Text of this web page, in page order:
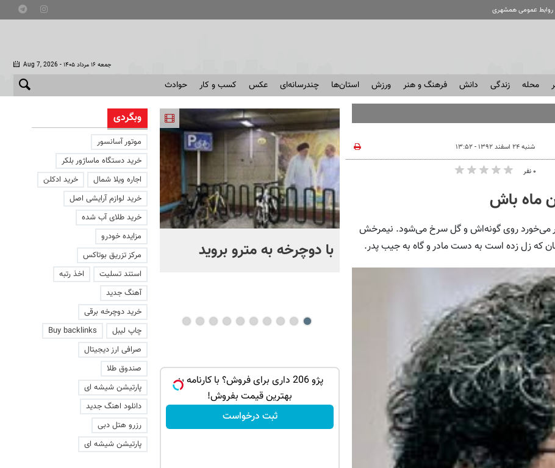
روابط عمومی همشهری
Aug 7, 2026 - جمعه ۱۶ مرداد ۱۴۰۵
محله زندگی دانش فرهنگ و هنر ورزش استان‌ها چندرسانه‌ای عکس کسب و کار حوادث
شنبه ۲۴ اسفند ۱۳۹۲ - ۱۳:۵۲
۰ نفر
ماه باش
روی گونه‌اش و گل سرخ می‌شود. نیمرخش
که زل زده است به دست مادر و گاه به جیب پدر.
آمیتاب باچان به ایران می‌آید
+ فیلم
با دوچرخه به مترو بروید
بوتاکس‌های تقلبی کجا
می‌شوند؟
توی حمومت هر آدمی به یه پک تقویت موی گیاهی نیاز
داره45%تخفیف
خرید محصول
پژو 206 داری برای فروش؟ با کارنامه به
بهترین قیمت بفروش!
ثبت درخواست
وبگردی
موتور آسانسور
خرید دستگاه ماساژور بلکر
اجاره ویلا شمال
خرید ادکلن
خرید لوازم آرایشی اصل
خرید طلای آب شده
مزایده خودرو
مرکز تزریق بوتاکس
استند تسلیت
اخذ رتبه
آهنگ جدید
خرید دوچرخه برقی
چاپ لیبل
Buy backlinks
صرافی ارز دیجیتال
صندوق طلا
پارتیشن شیشه ای
دانلود اهنگ جدید
رزرو هتل دبی
پارتیشن شیشه ای